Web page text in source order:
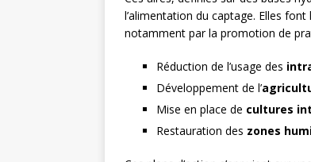
l’alimentation du captage. Elles
notamment par la promotion de
Réduction de l’usage des
Développement de l’
Mise en place de cultures
Restauration des zones